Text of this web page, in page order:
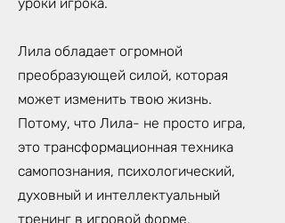
Лила обладает огромной
преобразующей силой, которая
может изменить твою жизнь.
Потому, что Лила- не просто игра,
это трансформационная техника
самопознания, психологический,
духовный и интеллектуальный
тренинг в игровой форме.